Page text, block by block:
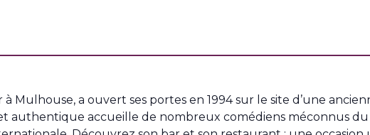
Mulhouse, a ouvert ses portes en 1994 sur le site d’une
authentique accueille de nombreux comédiens méconnus